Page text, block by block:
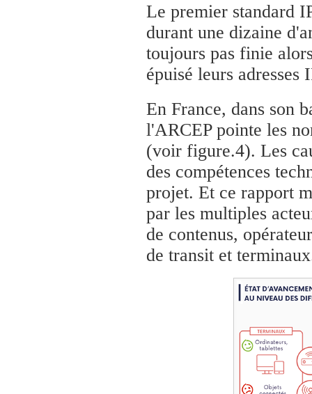
Le premier standard
durant une dizaine
toujours pas finie
épuisé leurs adresses
En France, dans son
l'ARCEP pointe les
(voir figure.4). Les
des compétences
projet. Et ce rapport
par les multiples
de contenus,
de transit et